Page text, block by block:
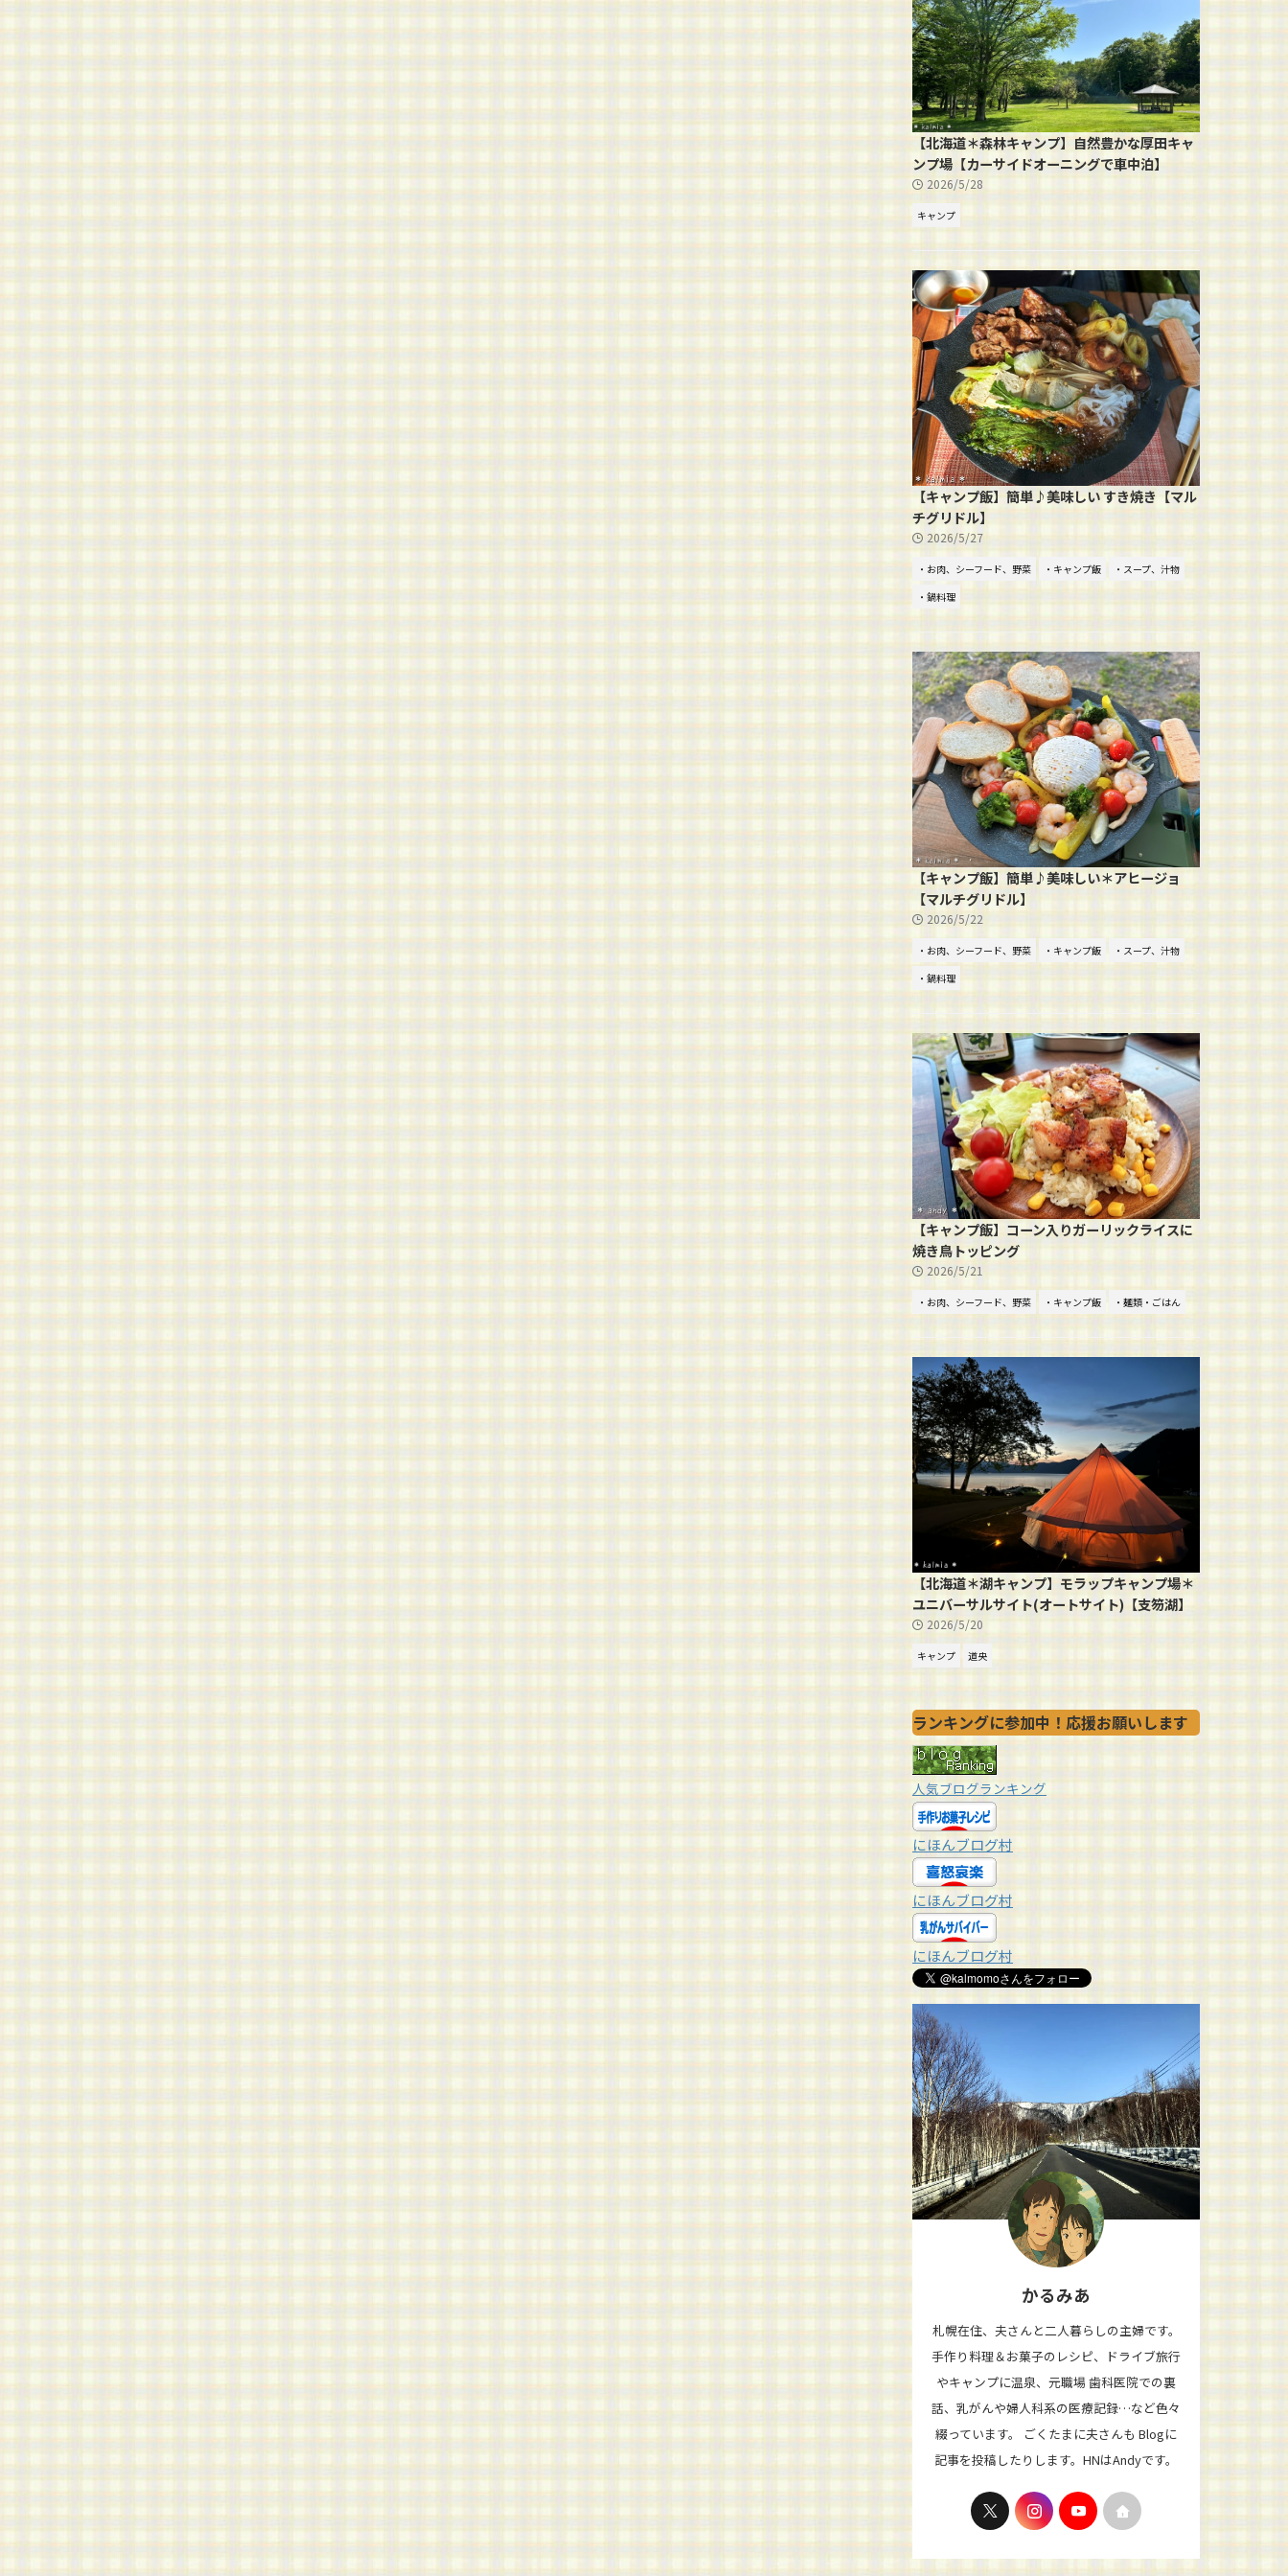
【北海道＊森林キャンプ】自然豊かな厚田キャ
ンプ場【カーサイドオーニングで車中泊】
2026/5/28
キャンプ
【キャンプ飯】簡単♪美味しい すき焼き【マル
チグリドル】
2026/5/27
・お肉、シーフード、野菜 ・キャンプ飯
・スープ、汁物
・鍋料理
【キャンプ飯】簡単♪美味しい＊アヒージョ
【マルチグリドル】
2026/5/22
・お肉、シーフード、野菜 ・キャンプ飯
・スープ、汁物
・鍋料理
【キャンプ飯】コーン入りガーリックライスに
焼き鳥トッピング
2026/5/21
・お肉、シーフード、野菜 ・キャンプ飯 ・麺類・ごはん
【北海道＊湖キャンプ】モラップキャンプ場＊
ユニバーサルサイト(オートサイト)【支笏湖】
2026/5/20
キャンプ 道央
ランキングに参加中！応援お願いします
人気ブログランキング
にほんブログ村
にほんブログ村
にほんブログ村
かるみあ
札幌在住、夫さんと二人暮らしの主婦です。
手作り料理＆お菓子のレシピ、ドライブ旅行
やキャンプに温泉、元職場 歯科医院での裏
話、乳がんや婦人科系の医療記録…など色々
綴っています。 ごくたまに夫さんも Blogに
記事を投稿したりします。HNはAndyです。